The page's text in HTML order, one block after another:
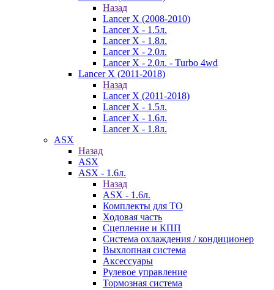
Назад
Lancer X (2008-2010)
Lancer X - 1.5л.
Lancer X - 1.8л.
Lancer X - 2.0л.
Lancer X - 2.0л. - Turbo 4wd
Lancer X (2011-2018)
Назад
Lancer X (2011-2018)
Lancer X - 1.5л.
Lancer X - 1.6л.
Lancer X - 1.8л.
ASX
Назад
ASX
ASX - 1.6л.
Назад
ASX - 1.6л.
Комплекты для ТО
Ходовая часть
Сцепление и КПП
Система охлаждения / кондиционер
Выхлопная система
Аксессуары
Рулевое управление
Тормозная система